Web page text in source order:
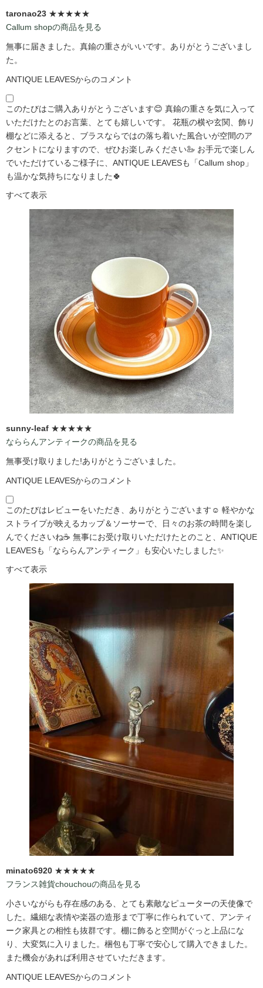
taronao23 ★★★★★
Callum shopの商品を見る
無事に届きました。真鍮の重さがいいです。ありがとうございまし
た。
ANTIQUE LEAVESからのコメント
このたびはご購入ありがとうございます😊 真鍮の重さを気に入って
いただけたとのお言葉、とても嬉しいです。 花瓶の横や玄関、飾り
棚などに添えると、ブラスならではの落ち着いた風合いが空間のア
クセントになりますので、ぜひお楽しみください🦢 お手元で楽しん
でいただけているご様子に、ANTIQUE LEAVESも「Callum shop」
も温かな気持ちになりました🍀
すべて表示
sunny-leaf ★★★★★
なららんアンティークの商品を見る
無事受け取りました!ありがとうございました。
ANTIQUE LEAVESからのコメント
このたびはレビューをいただき、ありがとうございます☺️ 軽やかな
ストライプが映えるカップ＆ソーサーで、日々のお茶の時間を楽し
んでくださいね☕ 無事にお受け取りいただけたとのこと、ANTIQUE
LEAVESも「なららんアンティーク」も安心いたしました✨
すべて表示
minato6920 ★★★★★
フランス雑貨chouchouの商品を見る
小さいながらも存在感のある、とても素敵なピューターの天使像で
した。繊細な表情や楽器の造形まで丁寧に作られていて、アンティ
ーク家具との相性も抜群です。棚に飾ると空間がぐっと上品にな
り、大変気に入りました。梱包も丁寧で安心して購入できました。
また機会があれば利用させていただきます。
ANTIQUE LEAVESからのコメント